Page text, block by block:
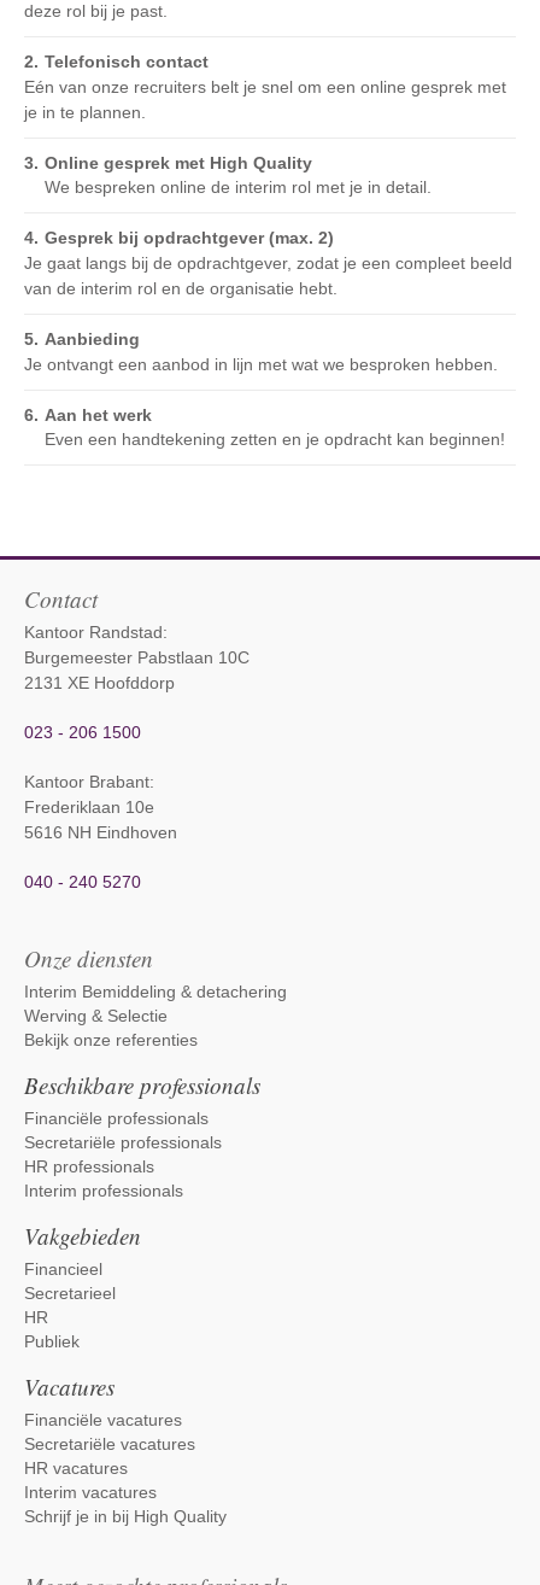
deze rol bij je past.
Telefonisch contact
Eén van onze recruiters belt je snel om een online gesprek met
je in te plannen.
Online gesprek met High Quality
We bespreken online de interim rol met je in detail.
Gesprek bij opdrachtgever (max. 2)
Je gaat langs bij de opdrachtgever, zodat je een compleet beeld
van de interim rol en de organisatie hebt.
Aanbieding
Je ontvangt een aanbod in lijn met wat we besproken hebben.
Aan het werk
Even een handtekening zetten en je opdracht kan beginnen!
Contact
Kantoor Randstad:
Burgemeester Pabstlaan 10C
2131 XE Hoofddorp
023 - 206 1500
Kantoor Brabant:
Frederiklaan 10e
5616 NH Eindhoven
040 - 240 5270
Onze diensten
Interim Bemiddeling & detachering
Werving & Selectie
Bekijk onze referenties
Beschikbare professionals
Financiële professionals
Secretariële professionals
HR professionals
Interim professionals
Vakgebieden
Financieel
Secretarieel
HR
Publiek
Vacatures
Financiële vacatures
Secretariële vacatures
HR vacatures
Interim vacatures
Schrijf je in bij High Quality